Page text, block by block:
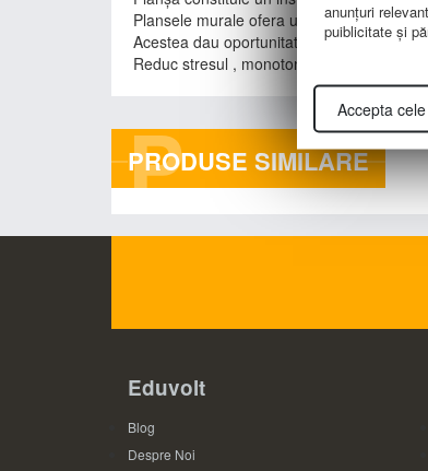
Plansele murale ofera un suport de curs
Acestea dau oportunitate elevului sa
Reduc stresul , monotonia,stimuleaza
P
PRODUSE SIMILARE
Eduvolt
Blog
Despre Noi
anunţuri
puiblicitate şi
Accepta